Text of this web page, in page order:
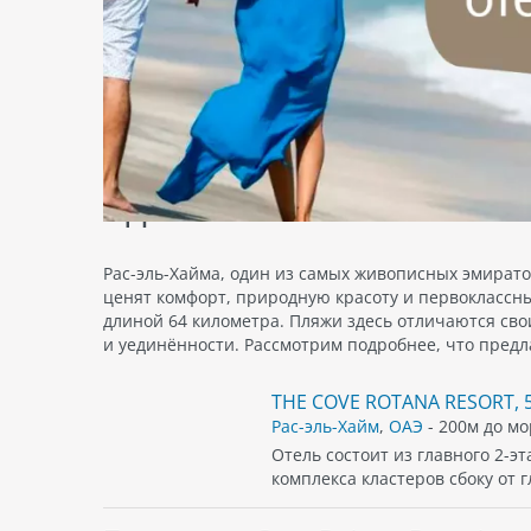
Пляжи отелей Рас-
одном месте
Рас-эль-Хайма, один из самых живописных
ценят комфорт, природную красоту и
длиной 64 километра. Пляжи здесь отличаются
и уединённости. Рассмотрим подробнее, что
THE COVE ROTANA RESORT,
Рас-эль-Хайм, ОАЭ - 200м до
Отель состоит из главного 2-
комплекса кластеров сбоку
→